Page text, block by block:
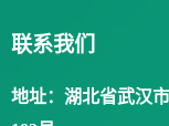
联系我们
地址：湖北省武汉